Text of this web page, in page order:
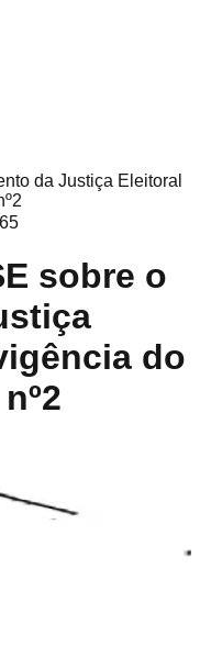
da Justiça Eleitoral
sobre o
do